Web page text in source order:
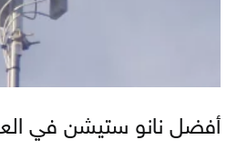
أفضل نانو ستيشن في